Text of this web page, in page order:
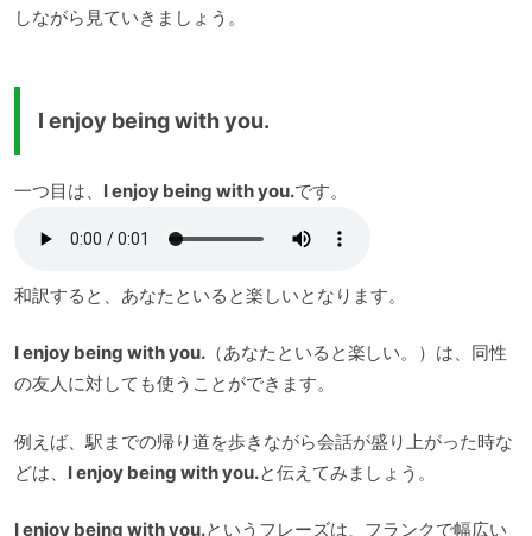
しながら見ていきましょう。
I enjoy being with you.
一つ目は、 I enjoy being with you.です。
和訳すると、あなたといると楽しいとなります。
I enjoy being with you.（あなたといると楽しい。）は、同性
の友人に対しても使うことができます。
例えば、駅までの帰り道を歩きながら会話が盛り上がった時な
どは、 I enjoy being with you.と伝えてみましょう。
I enjoy being with you.というフレーズは、フランクで幅広い